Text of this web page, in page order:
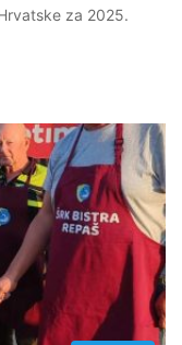
za 2025.